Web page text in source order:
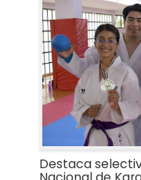
Destaca